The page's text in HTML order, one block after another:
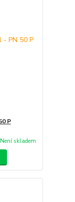
P
Není skladem